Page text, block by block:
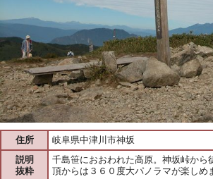
住所
岐阜県中津川市神坂
説明
抜粋
千島笹におおわれた高原。神坂峠から
頂からは３６０度大パノラマが楽しめ